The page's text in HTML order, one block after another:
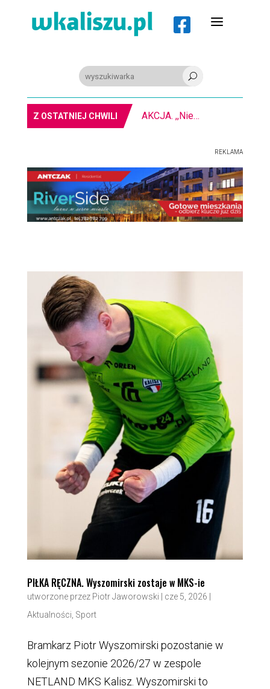
 a
U
Z OSTATNIEJ CHWILI AKCJA. ,,Nie bądź obojętny”
REKLAMA
PIŁKA RĘCZNA. Wyszomirski zostaje w MKS-ie
utworzone przez Piotr Jaworowski cze 5, 2026
Aktualności, Sport
Bramkarz Piotr Wyszomirski pozostanie w
kolejnym sezonie 2026/27 w zespole
NETLAND MKS Kalisz. Wyszomirski to